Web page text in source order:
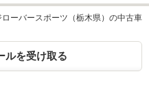
ーバースポーツ（栃木県）の中古車
ルを受け取る